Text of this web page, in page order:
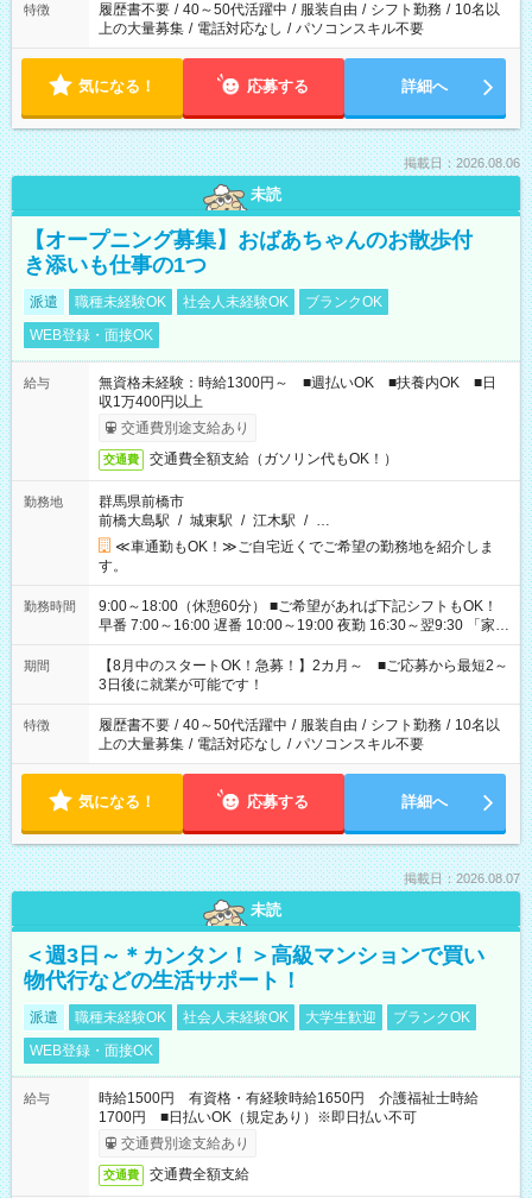
特徴 履歴書不要 / 40～50代活躍中 / 服装自由 / シフト勤務 / 10名以
上の大量募集 / 電話対応なし / パソコンスキル不要
気になる！ 応募する 詳細へ
掲載日：2026.08.06
未読
【オープニング募集】おばあちゃんのお散歩付
き添いも仕事の1つ
派遣 職種未経験OK 社会人未経験OK
ブランクOK
WEB登録・面接OK
給与
無資格未経験：時給1300円～ ■週払いOK ■扶養内OK ■日
収1万400円以上
交通費別途支給あり
交通費 交通費全額支給（ガソリン代もOK！）
勤務地
群馬県前橋市
前橋大島駅 / 城東駅 / 江木駅 / …
≪車通勤もOK！≫ご自宅近くでご希望の勤務地を紹介しま
す。
勤務時間
9:00～18:00（休憩60分） ■ご希望があれば下記シフトもOK！
早番 7:00～16:00 遅番 10:00～19:00 夜勤 16:30～翌9:30 「家族
と休みを合わせたい」 「余裕を持って夕飯の準備がしたい」
「できれば残業はしたくない」 など、ご希望を教えてください
ね。 ※Wワーク希望の方へ 今ご覧のお仕事で希望する勤務時間
と、もう1つのお仕事の勤務時間。 合計で週40時間を超える場
合は応募できません。
期間
【8月中のスタートOK！急募！】2カ月～ ■ご応募から最短2～
3日後に就業が可能です！
特徴 履歴書不要 / 40～50代活躍中 / 服装自由 / シフト勤務 / 10名以
上の大量募集 / 電話対応なし / パソコンスキル不要
気になる！ 応募する 詳細へ
掲載日：2026.08.07
未読
＜週3日～＊カンタン！＞高級マンションで買い
物代行などの生活サポート！
派遣 職種未経験OK 社会人未経験OK 大学生歓迎
ブランクOK
WEB登録・面接OK
給与
時給1500円 有資格・有経験時給1650円 介護福祉士時給
1700円 ■日払いOK（規定あり）※即日払い不可
交通費別途支給あり
交通費 交通費全額支給